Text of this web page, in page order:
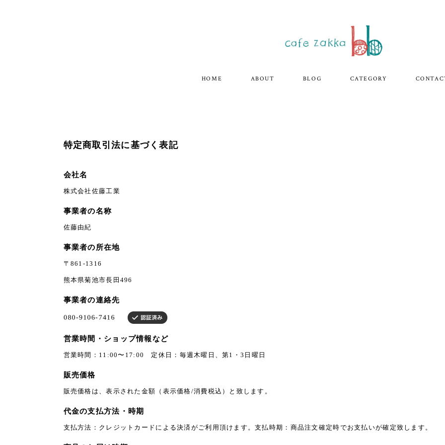
HOME ABOUT BLOG CATEGORY
特定商取引法に基づく表記
会社名
株式会社佐藤工業
事業者の名称
佐藤由紀
事業者の所在地
〒861-1316
熊本県菊池市長田496
事業者の連絡先
営業時間・ショップ情報など
営業時間：11:00〜17:00 定休日：毎週木曜日、第1・3日曜日
販売価格
販売価格は、表示された金額（表示価格/消費税込）と致します。
代金の支払方法・時期
支払方法：クレジットカードによる決済がご利用頂けます。支払時期：商品注文確定時でお支払いが確定致します。